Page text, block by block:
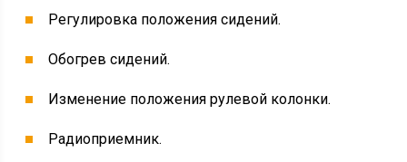
используются качественные материалы. Благодаря
этому способность противостоять износу и истиранию
у всех комплектующих достаточно высокая.
Читать еще:
метрах, диаметр колес, грузоподъемность BelAZ,